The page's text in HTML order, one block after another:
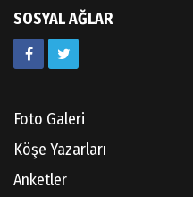
SOSYAL AĞLAR
Foto Galeri
Köşe Yazarları
Anketler